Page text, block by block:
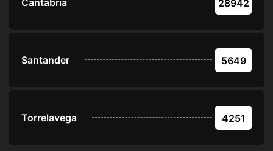
28942
Santander 5649
Torrelavega 4251